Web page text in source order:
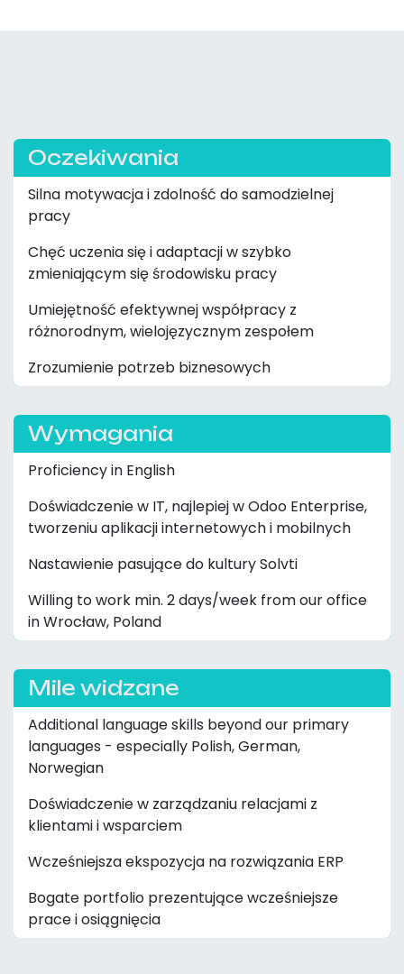
Oczekiwania
Silna motywacja i zdolność do samodzielnej
pracy
Chęć uczenia się i adaptacji w szybko
zmieniającym się środowisku pracy
Umiejętność efektywnej współpracy z
różnorodnym, wielojęzycznym zespołem
Zrozumienie potrzeb biznesowych
Wymagania
Proficiency in English
Doświadczenie w IT, najlepiej w Odoo Enterprise,
tworzeniu aplikacji internetowych i mobilnych
Nastawienie pasujące do kultury Solvti
Willing to work min. 2 days/week from our office
in Wrocław, Poland
Mile widzane
Additional language skills beyond our primary
languages - especially Polish, German,
Norwegian
Doświadczenie w zarządzaniu relacjami z
klientami i wsparciem
Wcześniejsza ekspozycja na rozwiązania ERP
Bogate portfolio prezentujące wcześniejsze
prace i osiągnięcia